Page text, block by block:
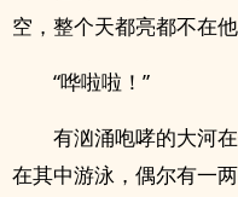
空，整个天都亮都不在他
“哗啦啦！”
有汹涌咆哮的大河
在其中游泳，偶尔有一